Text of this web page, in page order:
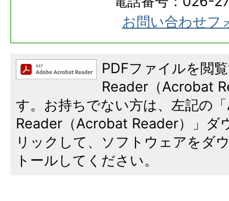
お問い合わせフ
PDFファイルを閲
Reader（Acrobat
す。お持ちでない方は、左記の
Reader（Acrobat Reader）」ダ
リックして、ソフトウェアをダ
トールしてください。